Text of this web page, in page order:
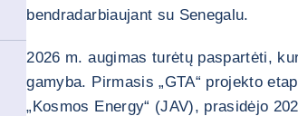
bendradarbiaujant su Senegalu.
2026 m. augimas turėtų paspartėti,
gamyba. Pirmasis „GTA“ projekto
„Kosmos Energy“ (JAV), prasidėjo